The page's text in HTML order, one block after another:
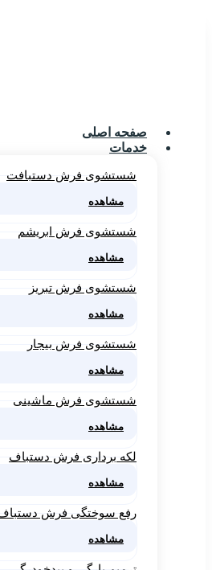
صفحه اصلی
خدمات
شستشوی فرش دستبافت
مشاهده
شستشوی فرش ابریشم
مشاهده
شستشوی فرش تبریز
مشاهده
شستشوی فرش بیجار
مشاهده
شستشوی فرش ماشینی
مشاهده
لکه برداری فرش دستباف
مشاهده
رفع سوختگی فرش
مشاهده